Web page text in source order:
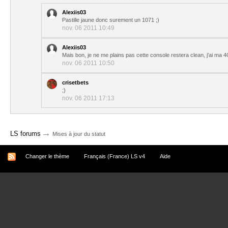
Alexiis03
Pastille jaune donc surement un 1071 ;)
nov. 06 2011 10:49
Alexiis03
Mais bon, je ne me plains pas cette console restera clean, j'ai ma
nov. 06 2011 10:50
crisetbets
;)
nov. 06 2011 17:13
LS forums → Mises à jour du statut
Changer le thème Français (France) LS v4 Aide